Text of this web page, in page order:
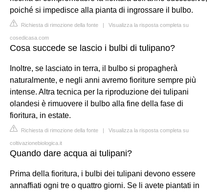
poiché si impedisce alla pianta di ingrossare il bulbo.
Richiesta di rimozione della fonte | Visualizza la risposta completa su
cosedicasa.com
Cosa succede se lascio i bulbi di tulipano?
Inoltre, se lasciato in terra, il bulbo si propagherà
naturalmente, e negli anni avremo fioriture sempre più
intense. Altra tecnica per la riproduzione dei tulipani
olandesi è rimuovere il bulbo alla fine della fase di
fioritura, in estate.
Richiesta di rimozione della fonte | Visualizza la risposta completa su
coltivazionebiologica.it
Quando dare acqua ai tulipani?
Prima della fioritura, i bulbi dei tulipani devono essere
annaffiati ogni tre o quattro giorni. Se li avete piantati in